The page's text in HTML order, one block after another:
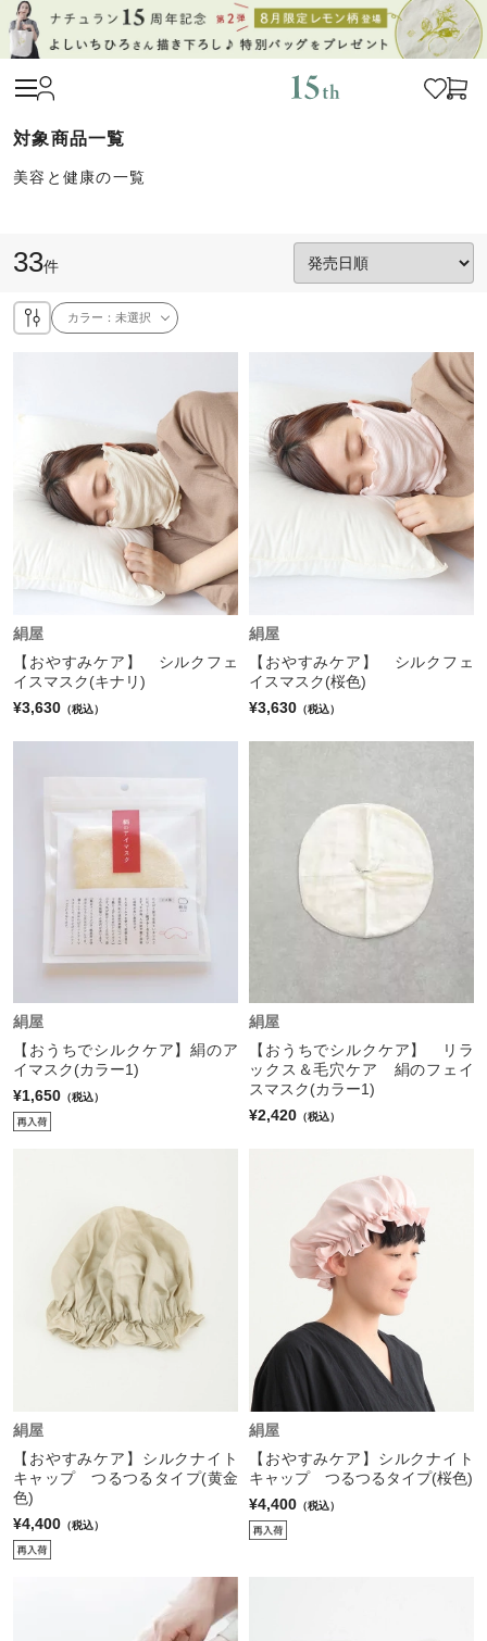
美容と健康の一覧
33件
カラー：未選択
絹屋
【おやすみケア】 シルクフェ
イスマスク(キナリ)
¥3,630 （税込）
絹屋
【おやすみケア】 シルクフェ
イスマスク(桜色)
¥3,630 （税込）
絹屋
【おうちでシルクケア】絹のア
イマスク(カラー1)
¥1,650 （税込）
絹屋
【おうちでシルクケア】 リラ
ックス＆毛穴ケア 絹のフェイ
スマスク(カラー1)
¥2,420 （税込）
絹屋
【おやすみケア】シルクナイト
キャップ つるつるタイプ(黄金
色)
¥4,400 （税込）
絹屋
【おやすみケア】シルクナイト
キャップ つるつるタイプ(桜色)
¥4,400 （税込）